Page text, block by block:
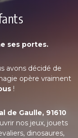
ses portes.
avons décidé de
opère vraiment
!
de Gaulle, 91610
nos jeux, jouets
dinosaures,